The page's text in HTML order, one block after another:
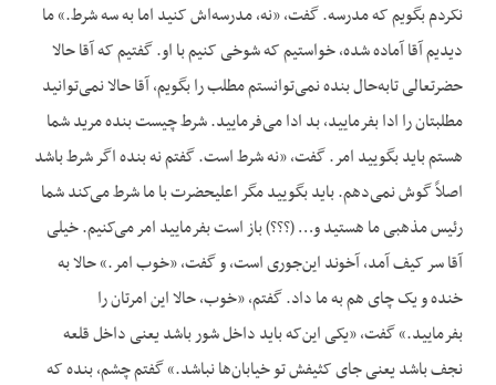
نکردم بگویم که مدرسه. گفت، «نه، مدرسه‌اش کنید اما به سه شرط.» ما
دیدیم آقا آماده شده، خواستیم که شوخی کنیم با او. گفتیم که آقا حالا
حضرتعالی تابه‌حال بنده نمی‌توانستم مطلب را بگویم، آقا حالا نمی‌توانید
مطلبتان را ادا بفرمایید، بد ادا می‌فرمایید. شرط چیست بنده مرید شما
هستم باید بگویید امر. گفت، «نه شرط است. گفتم نه بنده اگر شرط باشد
اصلاً گوش نمی‌دهم. باید بگویید مگر اعلیحضرت با ما شرط می‌کند شما
رئیس مذهبی ما هستید و… (؟؟؟) باز است بفرمایید امر می‌کنیم. خیلی
آقا سر کیف آمد، آخوند این‌جوری است، و گفت، «خوب امر.» حالا به
خنده و یک چای هم به ما داد. گفتم، «خوب، حالا این امرتان را
بفرمایید.» گفت، «یکی این‌که باید داخل شور باشد یعنی داخل قلعه
نجف باشد یعنی جای کثیفش تو خیابان‌ها نباشد.» گفتم چشم، بنده که